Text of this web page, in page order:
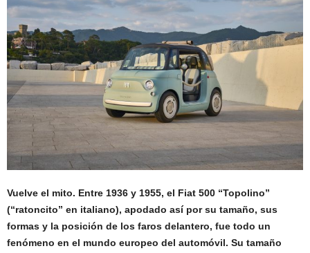
Vuelve el mito. Entre 1936 y 1955, el Fiat 500 “Topolino”
(“ratoncito” en italiano), apodado así por su tamaño, sus
formas y la posición de los faros delantero, fue todo un
fenómeno en el mundo europeo del automóvil. Su tamaño